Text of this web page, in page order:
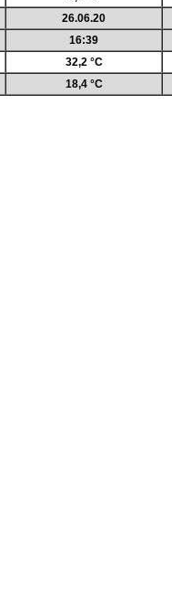
26.06.20
16:39
32,2 °C
18,4 °C